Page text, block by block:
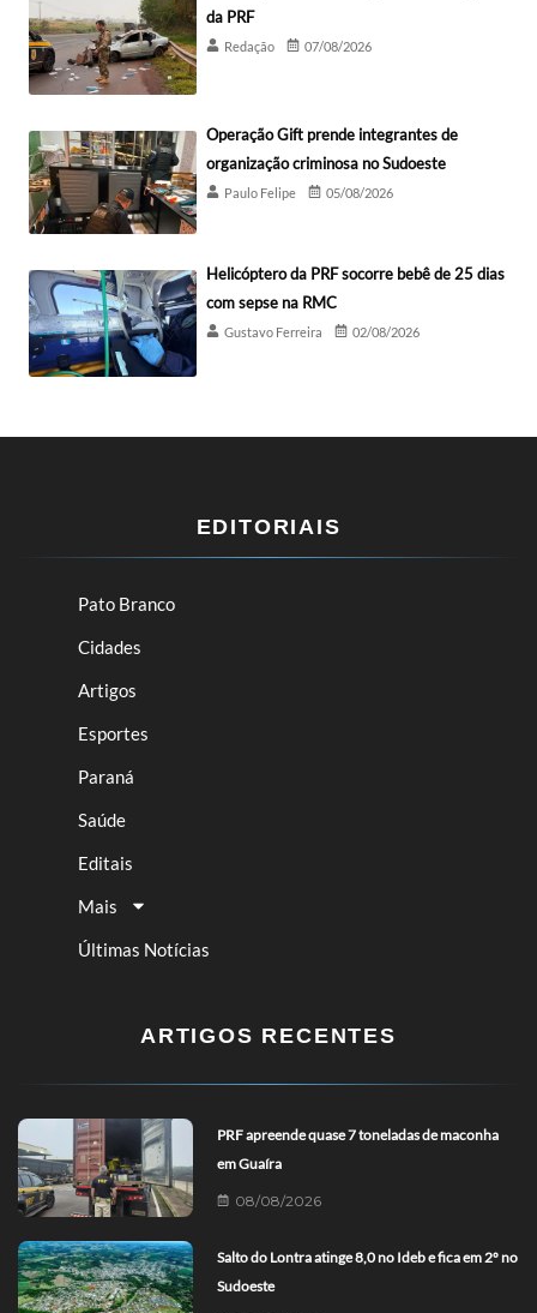
da PRF
Redação 07/08/2026
Operação Gift prende integrantes de
organização criminosa no Sudoeste
Paulo Felipe 05/08/2026
Helicóptero da PRF socorre bebê de 25 dias
com sepse na RMC
Gustavo Ferreira 02/08/2026
EDITORIAIS
Pato Branco
Cidades
Artigos
Esportes
Paraná
Saúde
Editais
Mais
Últimas Notícias
ARTIGOS RECENTES
PRF apreende quase 7 toneladas de maconha
em Guaíra
08/08/2026
Salto do Lontra atinge 8,0 no Ideb e fica em 2º no
Sudoeste